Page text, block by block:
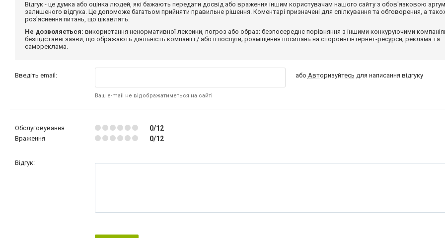
Відгук - це думка або оцінка людей, які бажають передати досвід або враження іншим користувачам нашого сайту з обов'язковою
залишеного відгука. Це допоможе багатьом прийняти правильне рішення. Коментарі призначені для спілкування та обговорення, а
роз'яснення питань, що цікавлять.
Не дозволяється: використання ненормативної лексики, погроз або образ; безпосереднє порівняння з іншими конкуруючими
безпідставні заяви, що ображають діяльність компанії і / або її послуги; розміщення посилань на сторонні інтернет-ресурси; реклама та
самореклама.
Введіть email:
Ваш e-mail не відображатиметься на сайті
або Авторизуйтесь для написання відгуку
Обслуговування 0/12
Враження 0/12
Відгук: